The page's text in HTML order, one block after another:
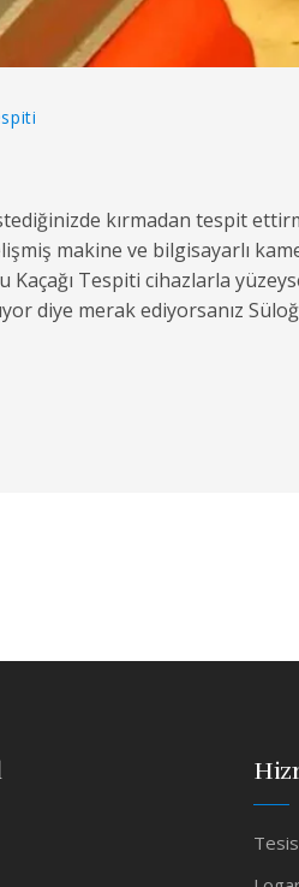
kırmadan tespit
makine ve bilgisayarlı
Kaçağı Tespiti cihazlarla
diye merak ediyorsanız